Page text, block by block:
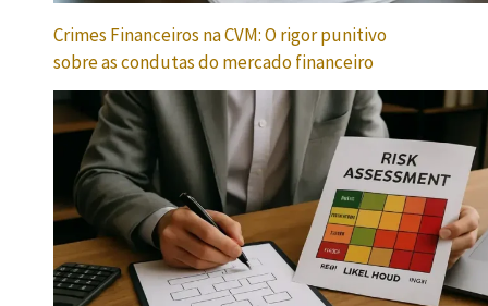
Crimes Financeiros na CVM: O rigor punitivo
sobre as condutas do mercado financeiro